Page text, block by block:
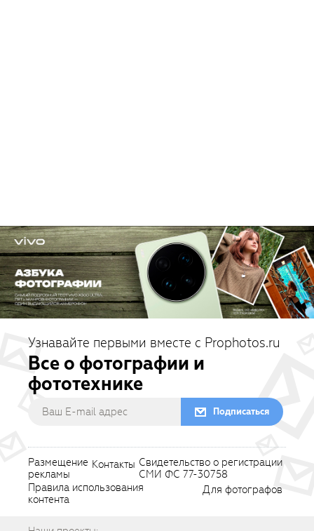
Узнавайте первыми вместе с Prophotos.ru
Все о фотографии и
фототехнике
Подписаться
Размещение
рекламы
Контакты Свидетельство о регистрации
СМИ ФС 77-30758
Правила использования
контента
Для фотографов